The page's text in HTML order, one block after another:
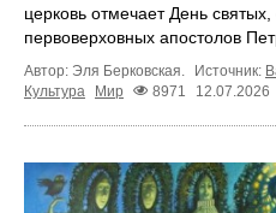
церковь отмечает День
первоверховных апостолов
Автор: Эля Берковская. Источник:
Культура
Мир 8971 12.07.2026